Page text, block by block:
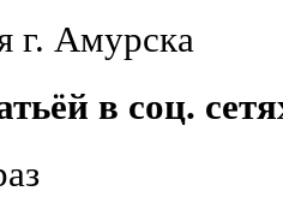
г. Амурска
в соц.